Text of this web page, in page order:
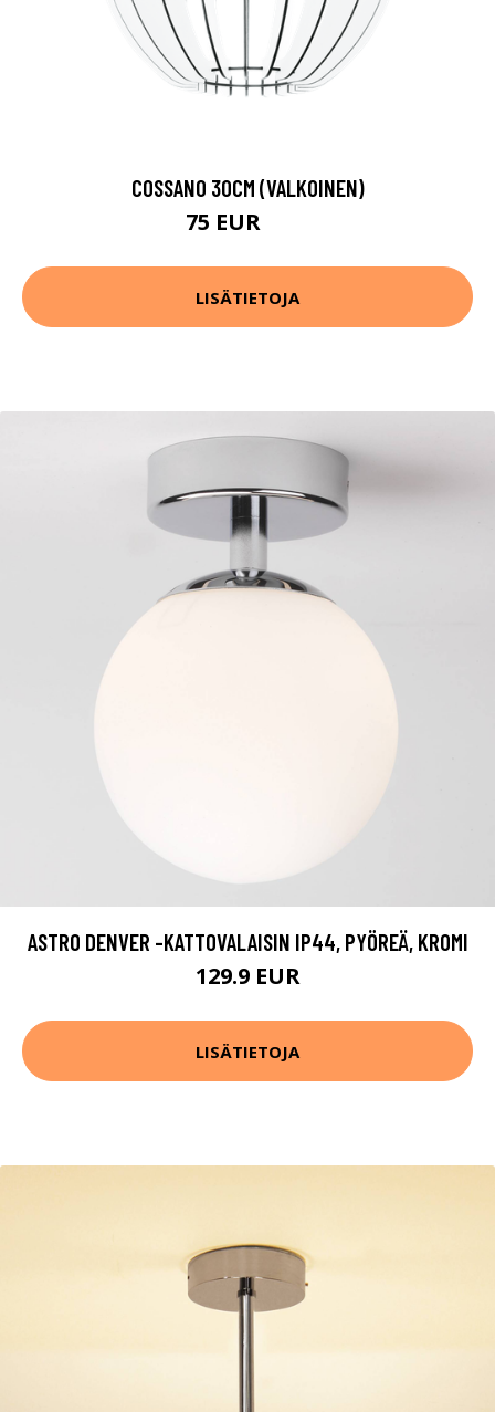
COSSANO 30CM (VALKOINEN)
75 EUR
LISÄTIETOJA
ASTRO DENVER -KATTOVALAISIN IP44, PYÖREÄ, KROMI
129.9 EUR
LISÄTIETOJA